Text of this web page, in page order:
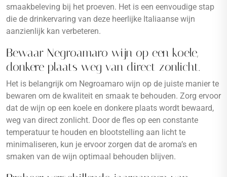
smaakbeleving bij het proeven. Het is een eenvoudige stap
die de drinkervaring van deze heerlijke Italiaanse wijn
aanzienlijk kan verbeteren.
Bewaar Negroamaro wijn op een koele,
donkere plaats weg van direct zonlicht.
Het is belangrijk om Negroamaro wijn op de juiste manier te
bewaren om de kwaliteit en smaak te behouden. Zorg ervoor
dat de wijn op een koele en donkere plaats wordt bewaard,
weg van direct zonlicht. Door de fles op een constante
temperatuur te houden en blootstelling aan licht te
minimaliseren, kun je ervoor zorgen dat de aroma’s en
smaken van de wijn optimaal behouden blijven.